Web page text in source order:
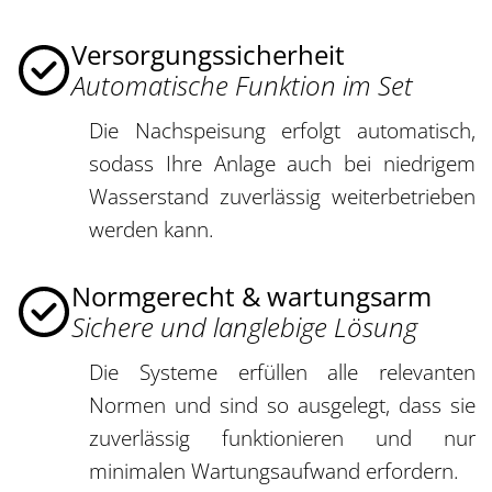
Versorgungssicherheit
Automatische Funktion im Set
Die Nachspeisung erfolgt automatisch,
sodass Ihre Anlage auch bei niedrigem
Wasserstand zuverlässig weiterbetrieben
werden kann.
Normgerecht & wartungsarm
Sichere und langlebige Lösung
Die Systeme erfüllen alle relevanten
Normen und sind so ausgelegt, dass sie
zuverlässig funktionieren und nur
minimalen Wartungsaufwand erfordern.